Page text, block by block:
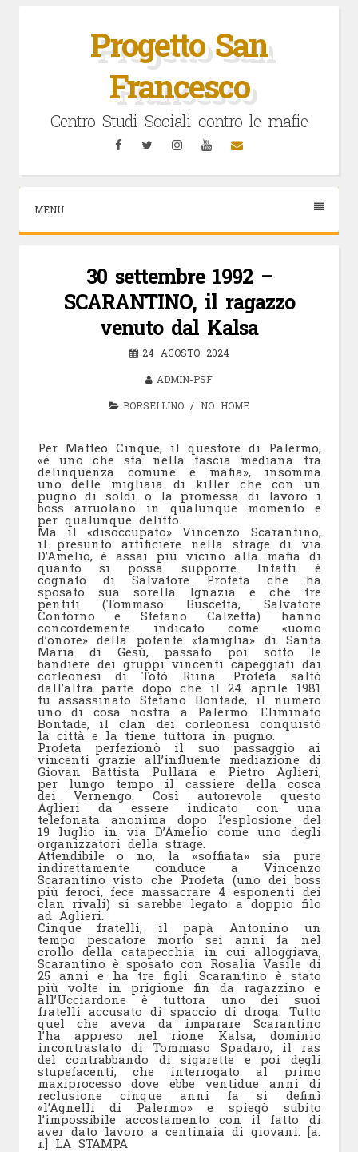
Progetto San
Francesco
Centro Studi Sociali contro le mafie
FacebookTwitterInstagramYouTubeEmail
MENU
30 settembre 1992 –
SCARANTINO, il ragazzo
venuto dal Kalsa
24 AGOSTO 2024
ADMIN-PSF
BORSELLINO / NO HOME
Per Matteo Cinque, il questore di Palermo,
«è uno che sta nella fascia mediana tra
delinquenza comune e mafia», insomma
uno delle migliaia di killer che con un
pugno di soldi o la promessa di lavoro i
boss arruolano in qualunque momento e
per qualunque delitto.
Ma il «disoccupato» Vincenzo Scarantino,
il presunto artificiere nella strage di via
D’Amelio, è assai più vicino alla mafia di
quanto si possa supporre. Infatti è
cognato di Salvatore Profeta che ha
sposato sua sorella Ignazia e che tre
pentiti (Tommaso Buscetta, Salvatore
Contorno e Stefano Calzetta) hanno
concordemente indicato come «uomo
d’onore» della potente «famiglia» di Santa
Maria di Gesù, passato poi sotto le
bandiere dei gruppi vincenti capeggiati dai
corleonesi di Totò Riina. Profeta saltò
dall’altra parte dopo che il 24 aprile 1981
fu assassinato Stefano Bontade, il numero
uno di cosa nostra a Palermo. Eliminato
Bontade, il clan dei corleonesi conquistò
la città e la tiene tuttora in pugno.
Profeta perfezionò il suo passaggio ai
vincenti grazie all’influente mediazione di
Giovan Battista Pullara e Pietro Aglieri,
per lungo tempo il cassiere della cosca
dei Vernengo. Così autorevole questo
Aglieri da essere indicato con una
telefonata anonima dopo l’esplosione del
19 luglio in via D’Amelio come uno degli
organizzatori della strage.
Attendibile o no, la «soffiata» sia pure
indirettamente conduce a Vincenzo
Scarantino visto che Profeta (uno dei boss
più feroci, fece massacrare 4 esponenti dei
clan rivali) si sarebbe legato a doppio filo
ad Aglieri.
Cinque fratelli, il papà Antonino un
tempo pescatore morto sei anni fa nel
crollo della catapecchia in cui alloggiava,
Scarantino è sposato con Rosalia Vasile di
25 anni e ha tre figli. Scarantino è stato
più volte in prigione fin da ragazzino e
all’Ucciardone è tuttora uno dei suoi
fratelli accusato di spaccio di droga. Tutto
quel che aveva da imparare Scarantino
l’ha appreso nel rione Kalsa, dominio
incontrastato di Tommaso Spadaro, il ras
del contrabbando di sigarette e poi degli
stupefacenti, che interrogato al primo
maxiprocesso dove ebbe ventidue anni di
reclusione cinque anni fa si definì
«l’Agnelli di Palermo» e spiegò subito
l’impossibile accostamento con il fatto di
aver dato lavoro a centinaia di giovani. [a.
r.] LA STAMPA